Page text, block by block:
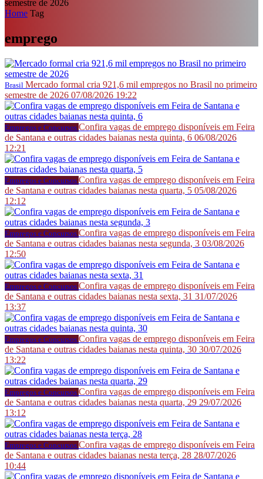
Home Tag
emprego
Brasil Mercado formal cria 921,6 mil empregos no Brasil no primeiro
semestre de 2026 07/08/2026 19:22
Empregos e Concursos Confira vagas de emprego disponíveis em Feira
de Santana e outras cidades baianas nesta quinta, 6 06/08/2026
12:21
Empregos e Concursos Confira vagas de emprego disponíveis em Feira
de Santana e outras cidades baianas nesta quarta, 5 05/08/2026
12:12
Empregos e Concursos Confira vagas de emprego disponíveis em Feira
de Santana e outras cidades baianas nesta segunda, 3 03/08/2026
12:50
Empregos e Concursos Confira vagas de emprego disponíveis em Feira
de Santana e outras cidades baianas nesta sexta, 31 31/07/2026
13:37
Empregos e Concursos Confira vagas de emprego disponíveis em Feira
de Santana e outras cidades baianas nesta quinta, 30 30/07/2026
13:22
Empregos e Concursos Confira vagas de emprego disponíveis em Feira
de Santana e outras cidades baianas nesta quarta, 29 29/07/2026
13:12
Empregos e Concursos Confira vagas de emprego disponíveis em Feira
de Santana e outras cidades baianas nesta terça, 28 28/07/2026
10:44